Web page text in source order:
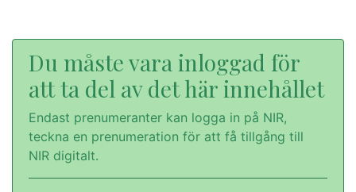
Du måste vara inloggad för
att ta del av det här innehållet
Endast prenumeranter kan logga in på NIR,
teckna en prenumeration för att få tillgång till
NIR digitalt.